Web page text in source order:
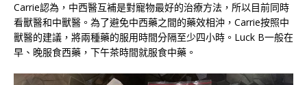
Carrie認為，中西醫互補是對寵物最好的治療方法，所以目前同時
看獸醫和中獸醫。為了避免中西藥之間的藥效相沖，Carrie按照中
獸醫的建議，將兩種藥的服用時間分隔至少四小時。Luck B一般在
早、晚服食西藥，下午茶時間就服食中藥。